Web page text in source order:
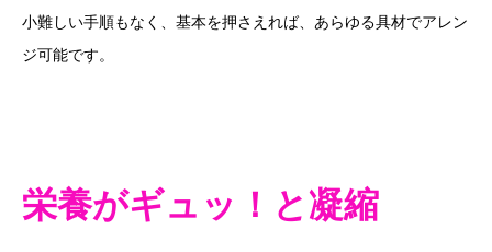
小難しい手順もなく、基本を押さえれば、あらゆる具材でアレン
ジ可能です。
栄養がギュッ！と凝縮